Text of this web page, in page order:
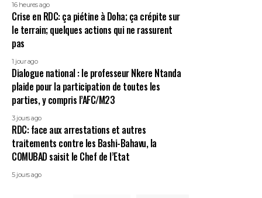
16 heures ago
Crise en RDC: ça piétine à Doha; ça crépite sur
le terrain; quelques actions qui ne rassurent
pas
1 jour ago
Dialogue national : le professeur Nkere Ntanda
plaide pour la participation de toutes les
parties, y compris l’AFC/M23
3 jours ago
RDC: face aux arrestations et autres
traitements contre les Bashi-Bahavu, la
COMUBAD saisit le Chef de l’Etat
5 jours ago